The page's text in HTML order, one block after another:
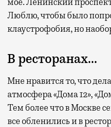
Люблю, чтобы было
клаустрофобия, но
В ресторанах…
Мне нравится то, что
атмосфера «Дома 12»,
Тем более что в Москве
все обленились и в